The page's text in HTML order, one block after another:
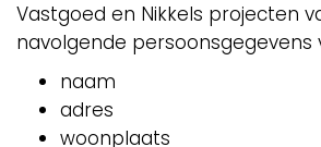
Vastgoed en Nikkels projecten
navolgende persoonsgegevens
naam
adres
woonplaats